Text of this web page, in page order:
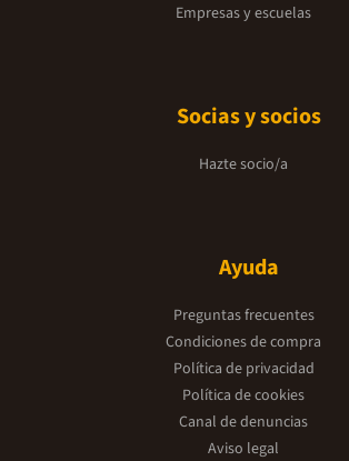
Empresas y escuelas
Socias y socios
Hazte socio/a
Ayuda
Preguntas frecuentes
Condiciones de compra
Política de privacidad
Política de cookies
Canal de denuncias
Aviso legal